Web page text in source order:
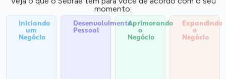
momento:
Iniciando
um
Negócio
Desenvolvimento
Pessoal
Aprimorando
o
Negócio
Expandindo
o
Negócio